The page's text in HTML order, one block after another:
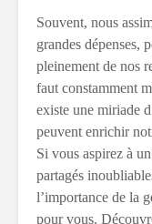
Souvent, nous
grandes dépenses,
pleinement de nos
faut constamment
existe une miriade
peuvent enrichir
Si vous aspirez à
partagés
l’importance de la
pour vous.